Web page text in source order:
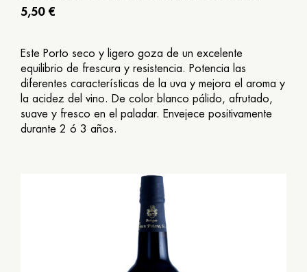
5,50 €
Este Porto seco y ligero goza de un excelente
equilibrio de frescura y resistencia. Potencia las
diferentes características de la uva y mejora el aroma y
la acidez del vino. De color blanco pálido, afrutado,
suave y fresco en el paladar. Envejece positivamente
durante 2 ó 3 años.